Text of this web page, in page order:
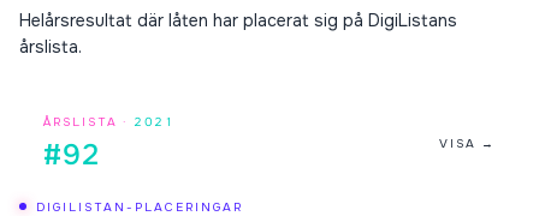
Helårsresultat där låten har placerat sig på DigiListans
årslista.
ÅRSLISTA · 2021
#92 VISA →
DIGILISTAN-PLACERINGAR